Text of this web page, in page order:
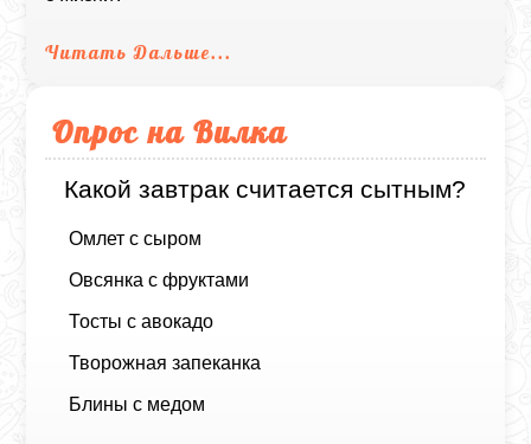
Читать Дальше...
Опрос на Вилка
Какой завтрак считается сытным?
Омлет с сыром
Овсянка с фруктами
Тосты с авокадо
Творожная запеканка
Блины с медом